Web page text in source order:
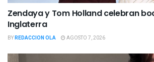
Zendaya y Tom Holland celebran
Inglaterra
BYREDACCION OLA AGOSTO 7, 2026